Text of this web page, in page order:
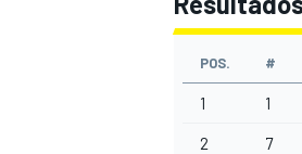
POS. #
1 1
2 7